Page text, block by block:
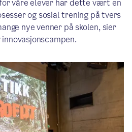
våre elever har dette vært en
og sosial trening på tvers
nye venner på skolen, sier